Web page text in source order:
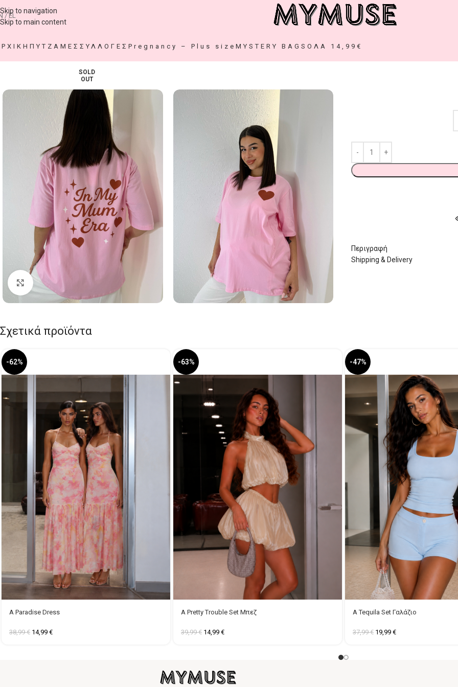
Skip to navigation
Skip to main content
/ EL
ΠΥΤΖΑΜΕΣ ΣΥΛΛΟΓΕΣ Pregnancy – Plus size MYSTERY BAGS ΟΛΑ 14,99€
SOLD
OUT
Click to enlarge
Περιγραφή
Shipping & Delivery
Σχετικά προϊόντα
-62%
A Paradise Dress
38,99€ 14,99 €
-63%
A Pretty Trouble Set Μπεζ
39,99€ 14,99 €
-47%
A Tequila Set Γαλάζιο
37,99€ 19,99 €